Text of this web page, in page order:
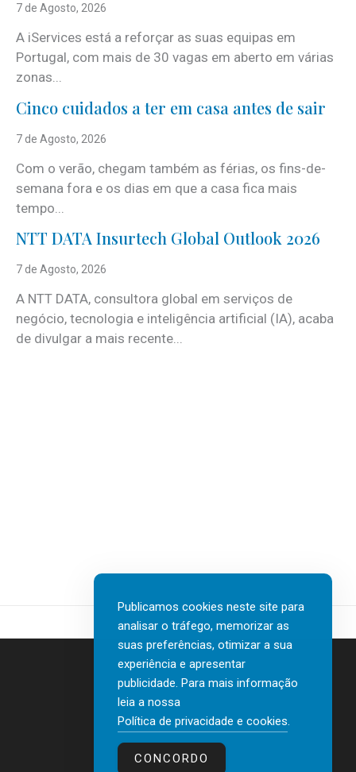
7 de Agosto, 2026
A iServices está a reforçar as suas equipas em
Portugal, com mais de 30 vagas em aberto em várias
zonas...
Cinco cuidados a ter em casa antes de sair
7 de Agosto, 2026
Com o verão, chegam também as férias, os fins-de-
semana fora e os dias em que a casa fica mais
tempo...
NTT DATA Insurtech Global Outlook 2026
7 de Agosto, 2026
A NTT DATA, consultora global em serviços de
negócio, tecnologia e inteligência artificial (IA), acaba
de divulgar a mais recente...
Contactos
Política de privacidade e cookies
Publicamos cookies neste site para
analisar o tráfego, memorizar as
suas preferências, otimizar a sua
experiência e apresentar
publicidade. Para mais informação
leia a nossa
Política de privacidade e cookies.
CONCORDO